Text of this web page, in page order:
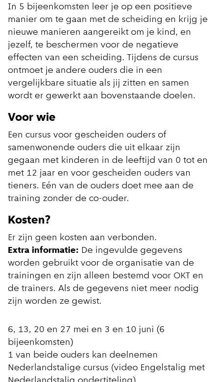
In 5 bijeenkomsten leer je op een positieve
manier om te gaan met de scheiding en krijg je
nieuwe manieren aangereikt om je kind, en
jezelf, te beschermen voor de negatieve
effecten van een scheiding. Tijdens de cursus
ontmoet je andere ouders die in een
vergelijkbare situatie als jij zitten en samen
wordt er gewerkt aan bovenstaande doelen.
Voor wie
Een cursus voor gescheiden ouders of
samenwonende ouders die uit elkaar zijn
gegaan met kinderen in de leeftijd van 0 tot en
met 12 jaar en voor gescheiden ouders van
tieners. Eén van de ouders doet mee aan de
training zonder de co-ouder.
Kosten?
Er zijn geen kosten aan verbonden.
Extra informatie: De ingevulde gegevens
worden gebruikt voor de organisatie van de
trainingen en zijn alleen bestemd voor OKT en
de trainers. Als de gegevens niet meer nodig
zijn worden ze gewist.
6, 13, 20 en 27 mei en 3 en 10 juni (6
bijeenkomsten)
1 van beide ouders kan deelnemen
Nederlandstalige cursus (video Engelstalig met